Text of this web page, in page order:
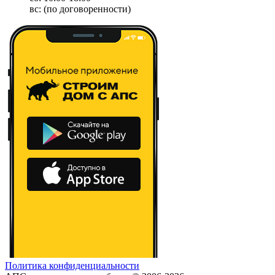
вс: (по договоренности)
Политика конфиденциальности